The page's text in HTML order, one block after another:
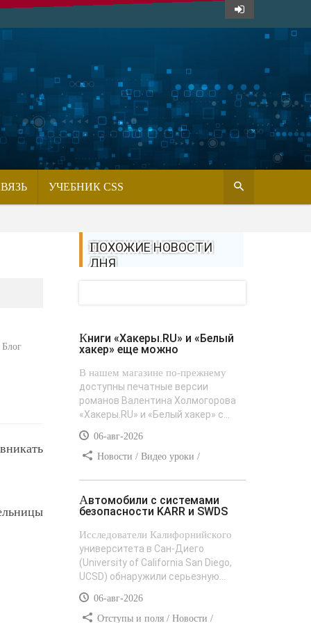
УЧЕБНИК CSS
ПОХОЖИЕ НОВОСТИ
ДНЯ
Книги «Хакеры.RU» и «Белый
хакер» еще можно
В нашем магазине по-прежнему
доступны печатные версии
романов Валентина Холмогорова
«Хакеры.RU» и «Белый хакер» с...
06-авг-2026
Новости / Видео уроки /
Автомобили с системами
безопасности KARR и SWDS
Исследователи Калифорнийского
университета в Сан-Диего
(University of California San Diego,
UCSD) обнаружили серьезную...
06-авг-2026
Отступы и поля / Новости /